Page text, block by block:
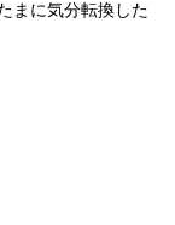
まに気分転換した